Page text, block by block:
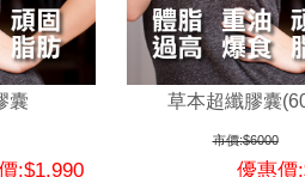
囊
:$1,990
草本超纖膠囊
市價:$6000
優惠價